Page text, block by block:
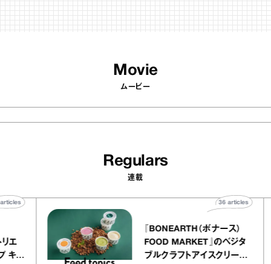
Movie
ムービー
Regulars
連載
アトリエ
レープ キャ
40
『BONEARTH（ボナース）
FOOD MARKET』のベジ
ブルクラフトアイスクリー
36